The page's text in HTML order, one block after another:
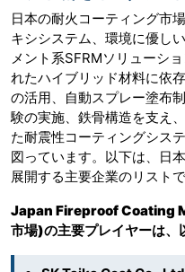
日本の耐火コーティング市
キシシステム、環境に優し
メント系SFRMソリューシ
れたハイブリッド材料に依
の活用、自動スプレー塗布
験の実施、鉄骨構造を支え
た耐震性コーティングシス
図っています。以下は、日
展開する主要企業のリストで
Japan Fireproof Coating
市場)の主要プレイヤーは、